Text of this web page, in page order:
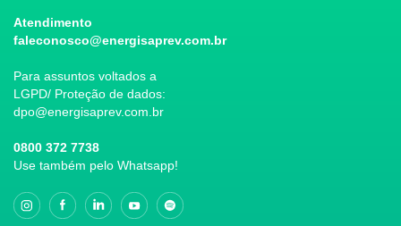
Atendimento
faleconosco@energisaprev.com.br
Para assuntos voltados a
LGPD/ Proteção de dados:
dpo@energisaprev.com.br
0800 372 7738
Use também pelo Whatsapp!